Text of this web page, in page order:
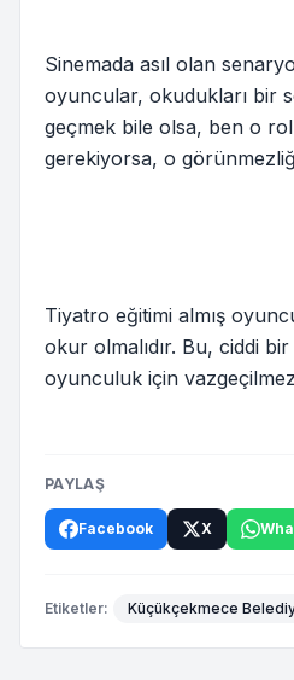
Sinemada asıl olan
oyuncular, okudukları bir
geçmek bile olsa, ben o
gerekiyorsa, o
Tiyatro eğitimi almış
okur olmalıdır. Bu, ciddi
oyunculuk için
PAYLAŞ
Facebook X
Etiketler: Küçükçekmece